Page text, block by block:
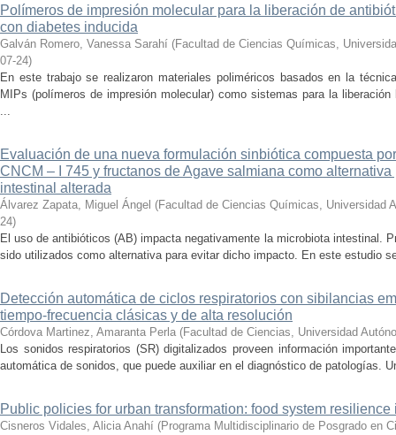
Polímeros de impresión molecular para la liberación de
con diabetes inducida
Galván Romero, Vanessa Sarahí (Facultad de Ciencias Químicas,
07-24)
En este trabajo se realizaron materiales poliméricos basados en la
MIPs (polímeros de impresión molecular) como sistemas para la
...
Evaluación de una nueva formulación sinbiótica compuesta
CNCM – I 745 y fructanos de Agave salmiana como
intestinal alterada
Álvarez Zapata, Miguel Ángel (Facultad de Ciencias Químicas, Universidad
24)
El uso de antibióticos (AB) impacta negativamente la microbiota intestinal.
sido utilizados como alternativa para evitar dicho impacto. En este estudio
Detección automática de ciclos respiratorios con sibilancias
tiempo-frecuencia clásicas y de alta resolución
Córdova Martinez, Amaranta Perla (Facultad de Ciencias, Universidad
Los sonidos respiratorios (SR) digitalizados proveen información
automática de sonidos, que puede auxiliar en el diagnóstico de patologías.
Public policies for urban transformation: food system resilience
Cisneros Vidales, Alicia Anahí (Programa Multidisciplinario de Posgrado en